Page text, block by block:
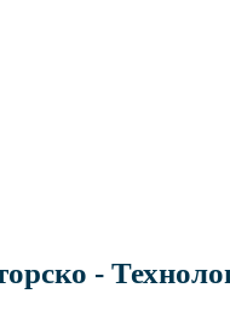
-